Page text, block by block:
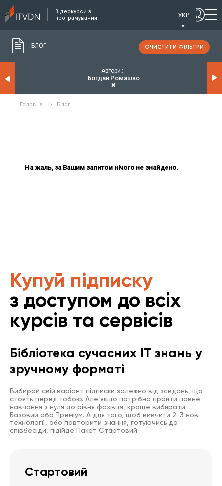
Відеокурси з
програмування
УКР
БЛОГ ОЧИСТИТИ ФІЛЬТРИ
Автори
Богдан Ромашко
✖
Головна > Блог
На жаль, за Вашим запитом нічого не знайдено.
Купуй підписку
з доступом до всіх
курсів та сервісів
Бібліотека сучасних IT знань у
зручному форматі
Вибирай свій варіант підписки залежно від завдань, що
стоять перед тобою. Але якщо потрібно пройти повне
навчання з нуля до рівня фахівця, краще вибирати
Базовий або Преміум. А для того, щоб вивчити 2-3 нові
технології, або повторити знання, готуючись до
співбесіди, підійде Пакет Стартовий.
Стартовий